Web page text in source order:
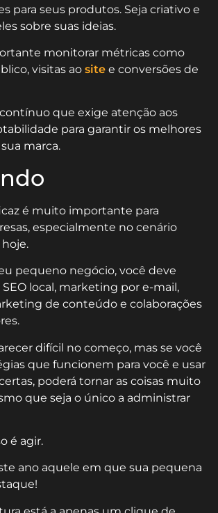
para seus produtos. Seja criativo e
sobre suas ideias.
monitorar métricas como
visitas ao site e conversões de
que exige atenção aos
para garantir os melhores
marca.
é muito importante para
especialmente no cenário
pequeno negócio, você deve
local, marketing por e-mail,
de conteúdo e colaborações
difícil no começo, mas se você
que funcionem para você e usar
poderá tornar as coisas muito
que seja o único a administrar
é agir.
ano aquele em que sua pequena